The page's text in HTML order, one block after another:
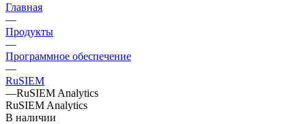
Главная
—
Продукты
—
Программное обеспечение
—
RuSIEM
—RuSIEM Analytics
RuSIEM Analytics
В наличии